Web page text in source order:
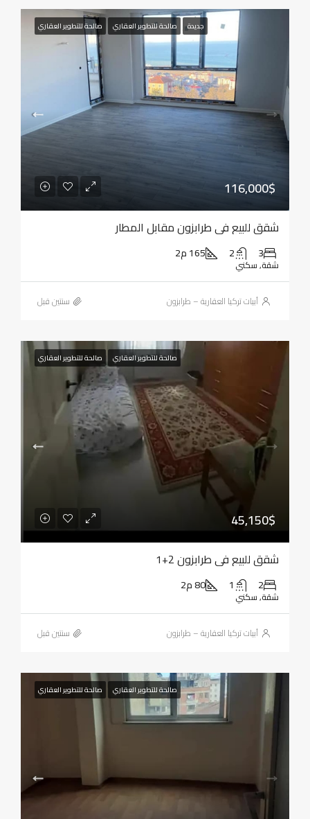
جديدة صالحة للتطوير العقاري صالحة للتطوير العقاري
116,000$
شقق للبيع في طرابزون مقابل المطار
3
2 165 م2
شقة, سكني
أبيات تركيا العقارية – طرابزون ‏سنتين قبل
صالحة للتطوير العقاري صالحة للتطوير العقاري
45,150$
شقق للبيع في طرابزون 2+1
2
1 80 م2
شقة, سكني
أبيات تركيا العقارية – طرابزون ‏سنتين قبل
صالحة للتطوير العقاري صالحة للتطوير العقاري